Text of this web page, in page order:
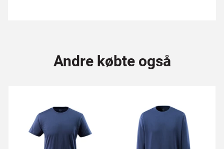
Andre købte også